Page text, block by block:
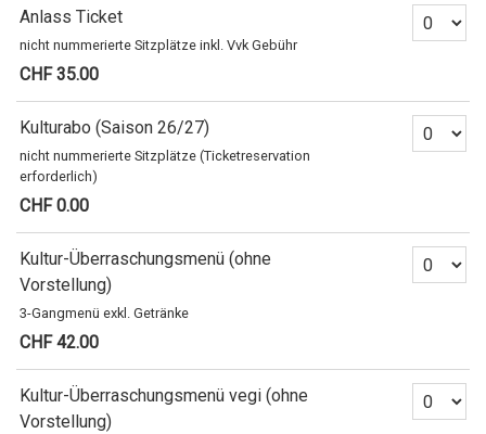
Anlass Ticket
nicht nummerierte Sitzplätze inkl. Vvk Gebühr
CHF 35.00
Anzahl
Kulturabo (Saison 26/27)
nicht nummerierte Sitzplätze (Ticketreservation
erforderlich)
CHF 0.00
Anzahl
Kultur-Überraschungsmenü (ohne
Vorstellung)
3-Gangmenü exkl. Getränke
CHF 42.00
Anzahl
Kultur-Überraschungsmenü vegi (ohne
Vorstellung)
Anzahl